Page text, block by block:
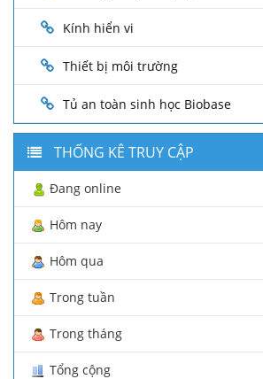
Kính hiển vi
Thiết bị môi trường
Tủ an toàn sinh học Biobase
THỐNG KÊ TRUY CẬP
Đang online
Hôm nay
Hôm qua
Trong tuần
Trong tháng
Tổng cộng